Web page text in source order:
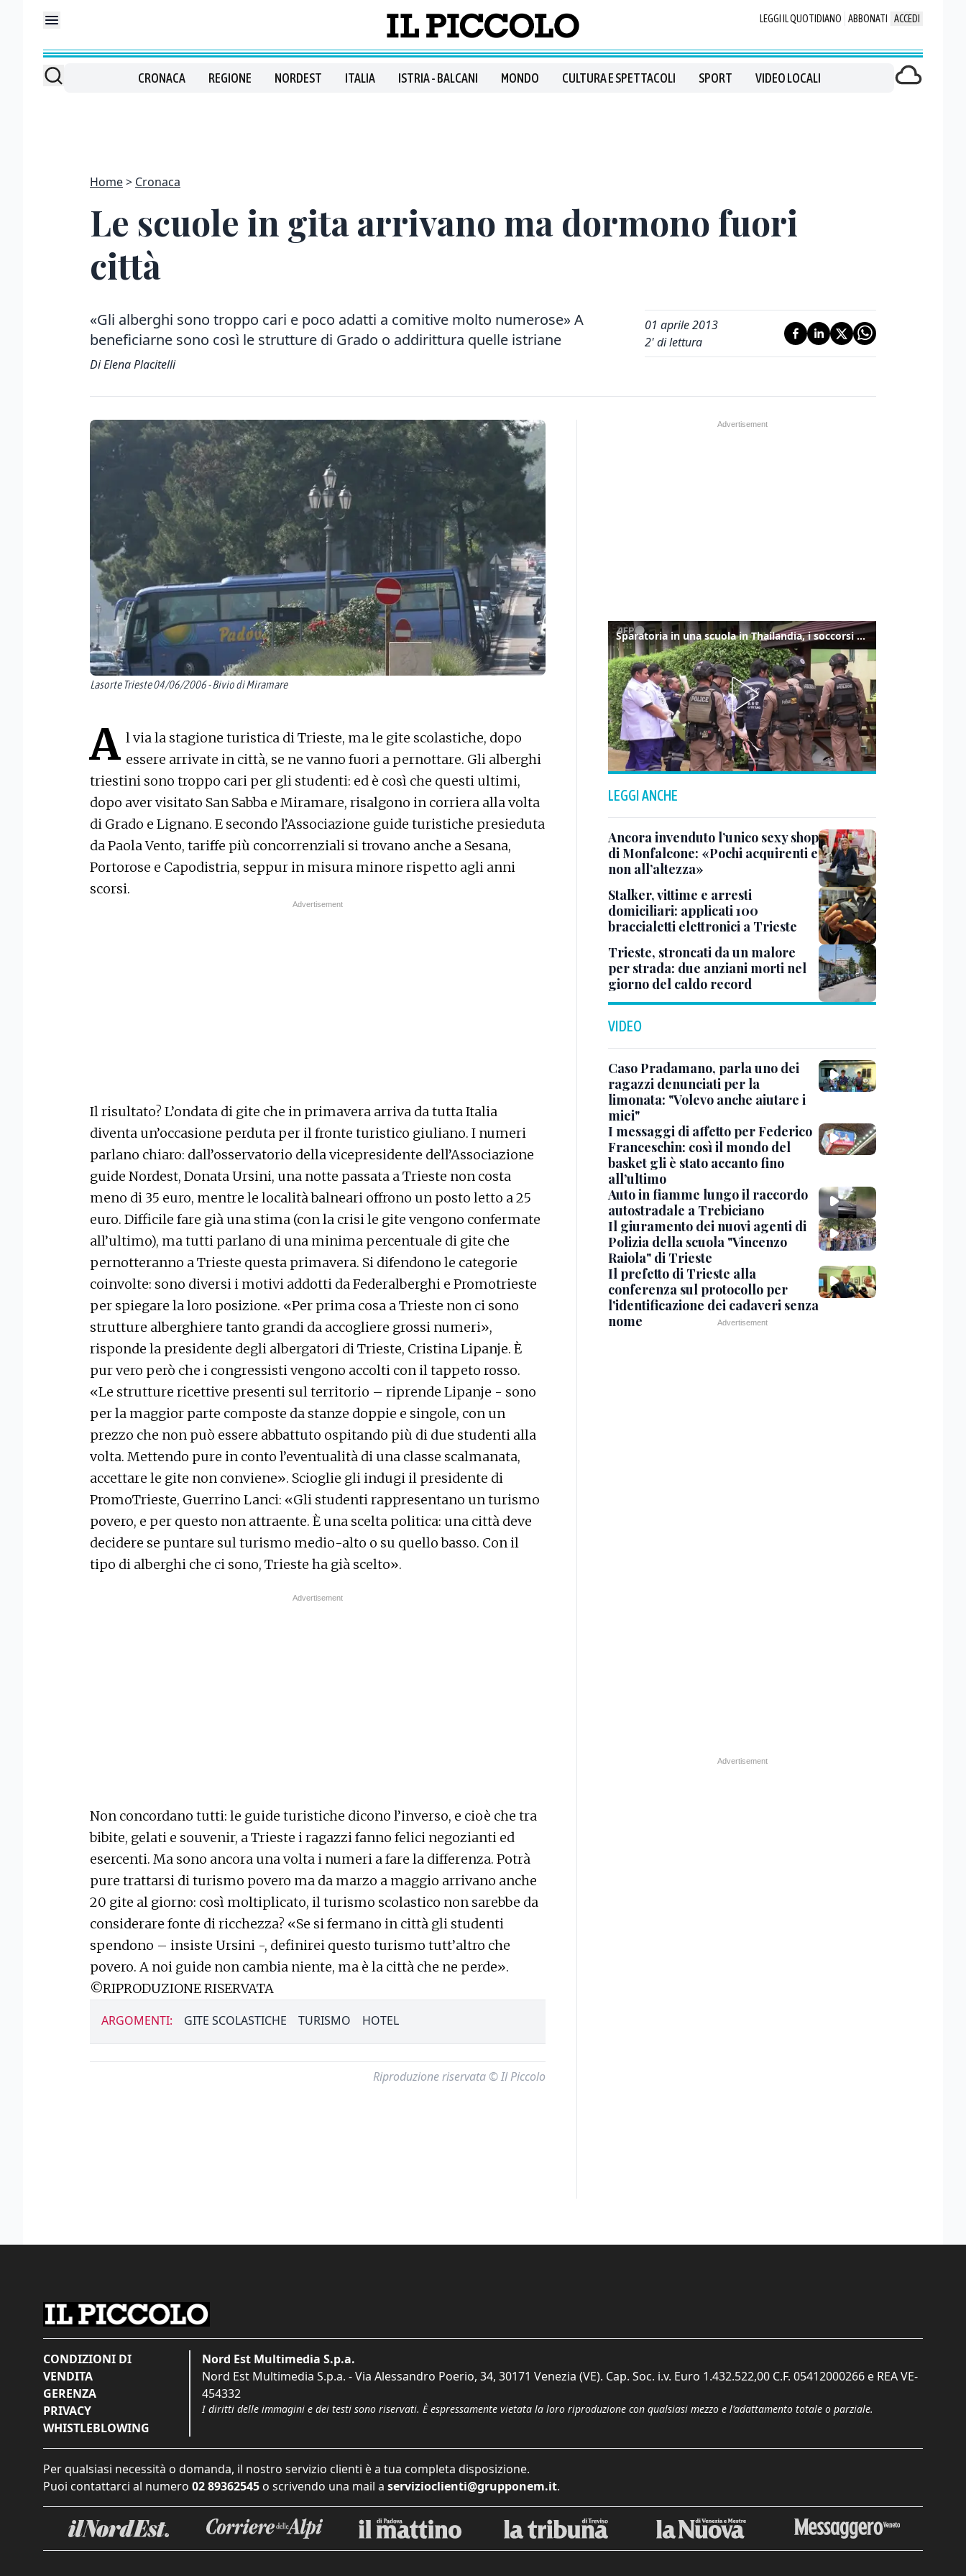
LEGGI IL QUOTIDIANO ABBONATI ACCEDI
CRONACA REGIONE NORDEST ITALIA ISTRIA - BALCANI MONDO CULTURA E SPETTACOLI SPORT VIDEO LOCALI
Home Cronaca
Le scuole in gita arrivano ma dormono fuori
città
«Gli alberghi sono troppo cari e poco adatti a comitive molto numerose» A
beneficiarne sono così le strutture di Grado o addirittura quelle istriane
Di Elena Placitelli
01 aprile 2013
2' di lettura
Lasorte Trieste 04/06/2006 - Bivio di Miramare
A l via la stagione turistica di Trieste, ma le gite scolastiche, dopo
essere arrivate in città, se ne vanno fuori a pernottare. Gli alberghi
triestini sono troppo cari per gli studenti: ed è così che questi ultimi,
dopo aver visitato San Sabba e Miramare, risalgono in corriera alla volta
di Grado e Lignano. E secondo l’Associazione guide turistiche presieduta
da Paola Vento, tariffe più concorrenziali si trovano anche a Sesana,
Portorose e Capodistria, seppur in misura minore rispetto agli anni
scorsi.
Il risultato? L’ondata di gite che in primavera arriva da tutta Italia
diventa un’occasione perduta per il fronte turistico giuliano. I numeri
parlano chiaro: dall’osservatorio della vicepresidente dell’Associazione
guide Nordest, Donata Ursini, una notte passata a Trieste non costa
meno di 35 euro, mentre le località balneari offrono un posto letto a 25
euro. Difficile fare già una stima (con la crisi le gite vengono confermate
all’ultimo), ma tutti parlano di una minima percentuale di gite che
pernotteranno a Trieste questa primavera. Si difendono le categorie
coinvolte: sono diversi i motivi addotti da Federalberghi e Promotrieste
per spiegare la loro posizione. «Per prima cosa a Trieste non ci sono
strutture alberghiere tanto grandi da accogliere grossi numeri»,
risponde la presidente degli albergatori di Trieste, Cristina Lipanje. È
pur vero però che i congressisti vengono accolti con il tappeto rosso.
«Le strutture ricettive presenti sul territorio – riprende Lipanje - sono
per la maggior parte composte da stanze doppie e singole, con un
prezzo che non può essere abbattuto ospitando più di due studenti alla
volta. Mettendo pure in conto l’eventualità di una classe scalmanata,
accettare le gite non conviene». Scioglie gli indugi il presidente di
PromoTrieste, Guerrino Lanci: «Gli studenti rappresentano un turismo
povero, e per questo non attraente. È una scelta politica: una città deve
decidere se puntare sul turismo medio-alto o su quello basso. Con il
tipo di alberghi che ci sono, Trieste ha già scelto».
Non concordano tutti: le guide turistiche dicono l’inverso, e cioè che tra
bibite, gelati e souvenir, a Trieste i ragazzi fanno felici negozianti ed
esercenti. Ma sono ancora una volta i numeri a fare la differenza. Potrà
pure trattarsi di turismo povero ma da marzo a maggio arrivano anche
20 gite al giorno: così moltiplicato, il turismo scolastico non sarebbe da
considerare fonte di ricchezza? «Se si fermano in città gli studenti
spendono – insiste Ursini -, definirei questo turismo tutt’altro che
povero. A noi guide non cambia niente, ma è la città che ne perde».
©RIPRODUZIONE RISERVATA
ARGOMENTI: GITE SCOLASTICHE TURISMO HOTEL
Riproduzione riservata © Il Piccolo
Sparatoria in una scuola in Thailandia, i soccorsi sul posto
LEGGI ANCHE
Ancora invenduto l’unico sexy shop
di Monfalcone: «Pochi acquirenti e
non all’altezza»
Stalker, vittime e arresti
domiciliari: applicati 100
braccialetti elettronici a Trieste
Trieste, stroncati da un malore
per strada: due anziani morti nel
giorno del caldo record
VIDEO
Caso Pradamano, parla uno dei
ragazzi denunciati per la
limonata: "Volevo anche aiutare i
miei"
I messaggi di affetto per Federico
Franceschin: così il mondo del
basket gli è stato accanto fino
all’ultimo
Auto in fiamme lungo il raccordo
autostradale a Trebiciano
Il giuramento dei nuovi agenti di
Polizia della scuola "Vincenzo
Raiola" di Trieste
Il prefetto di Trieste alla
conferenza sul protocollo per
l'identificazione dei cadaveri senza
nome
CONDIZIONI DI
VENDITA
GERENZA
PRIVACY
WHISTLEBLOWING
Nord Est Multimedia S.p.a.
Nord Est Multimedia S.p.a. - Via Alessandro Poerio, 34, 30171 Venezia (VE). Cap. Soc. i.v. Euro 1.432.522,00 C.F. 05412000266 e REA VE-
454332
I diritti delle immagini e dei testi sono riservati. È espressamente vietata la loro riproduzione con qualsiasi mezzo e l'adattamento totale o parziale.
Per qualsiasi necessità o domanda, il nostro servizio clienti è a tua completa disposizione.
Puoi contattarci al numero 02 89362545 o scrivendo una mail a servizioclienti@grupponem.it.